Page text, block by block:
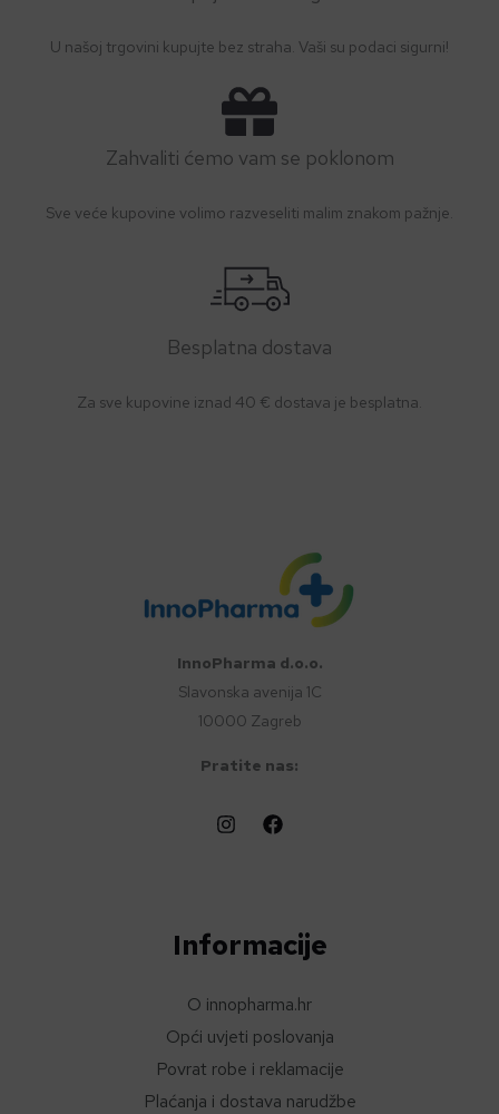
U našoj trgovini kupujte bez straha. Vaši su podaci sigurni!
Zahvaliti ćemo vam se poklonom
Sve veće kupovine volimo razveseliti malim znakom pažnje.
Besplatna dostava
Za sve kupovine iznad 40 € dostava je besplatna.
InnoPharma d.o.o.
Slavonska avenija 1C
10000 Zagreb
Pratite nas:
Informacije
O innopharma.hr
Opći uvjeti poslovanja
Povrat robe i reklamacije
Plaćanja i dostava narudžbe